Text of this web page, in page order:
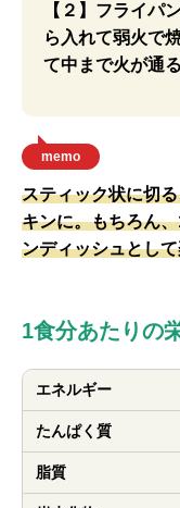
【２】フライパ
ら入れて弱火で
て中まで火が通
memo
スティック状に切
キンに。もちろん
ンディッシュとし
1食分あたりの
エネルギー
たんぱく質
脂質